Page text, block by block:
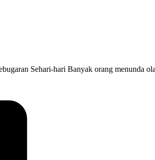
Sehari-hari Banyak orang menunda